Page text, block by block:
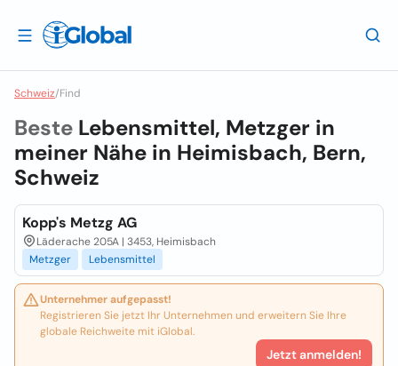
Schweiz/Find
Beste Lebensmittel, Metzger in
meiner Nähe in Heimisbach, Bern,
Schweiz
Kopp's Metzg AG
Läderache 205A | 3453, Heimisbach
Metzger
Lebensmittel
Unternehmer aufgepasst!
Registrieren Sie jetzt Ihr Unternehmen und erweitern Sie Ihre
globale Reichweite mit iGlobal.
Jetzt anmelden!